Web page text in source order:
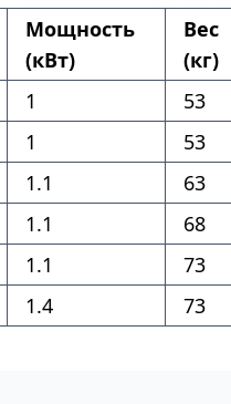
Мощность
(кВт)
Вес
(кг)
1 53
1 53
1.1 63
1.1 68
1.1 73
1.4 73